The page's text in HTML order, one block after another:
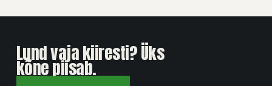
Lund vaja kiiresti? Üks
kõne piisab.